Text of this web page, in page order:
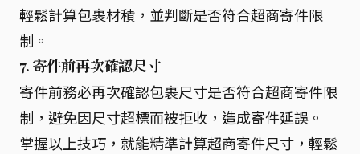
輕鬆計算包裹材積，並判斷是否符合超商寄件限
制。
7. 寄件前再次確認尺寸
寄件前務必再次確認包裹尺寸是否符合超商寄件限
制，避免因尺寸超標而被拒收，造成寄件延誤。
掌握以上技巧，就能精準計算超商寄件尺寸，輕鬆